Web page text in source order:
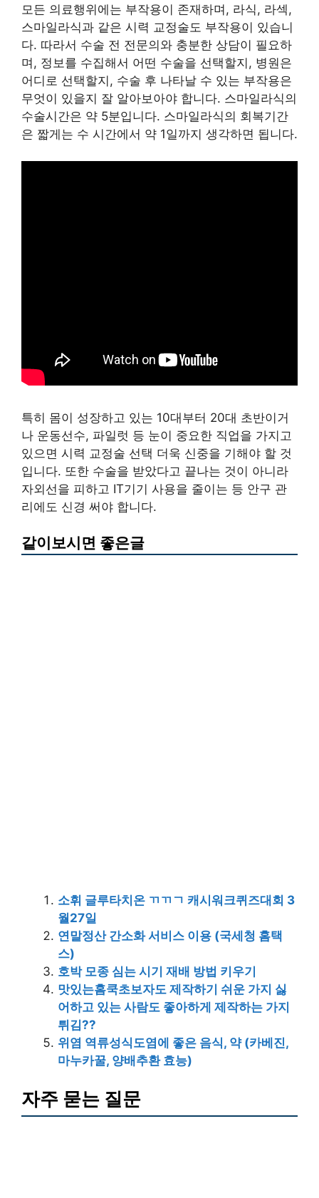
모든 의료행위에는 부작용이 존재하며, 라식, 라섹,
스마일라식과 같은 시력 교정술도 부작용이 있습니
다. 따라서 수술 전 전문의와 충분한 상담이 필요하
며, 정보를 수집해서 어떤 수술을 선택할지, 병원은
어디로 선택할지, 수술 후 나타날 수 있는 부작용은
무엇이 있을지 잘 알아보아야 합니다. 스마일라식의
수술시간은 약 5분입니다. 스마일라식의 회복기간
은 짧게는 수 시간에서 약 1일까지 생각하면 됩니다.
특히 몸이 성장하고 있는 10대부터 20대 초반이거
나 운동선수, 파일럿 등 눈이 중요한 직업을 가지고
있으면 시력 교정술 선택 더욱 신중을 기해야 할 것
입니다. 또한 수술을 받았다고 끝나는 것이 아니라
자외선을 피하고 IT기기 사용을 줄이는 등 안구 관
리에도 신경 써야 합니다.
같이보시면 좋은글
소휘 글루타치온 ㄲㄲㄱ 캐시워크퀴즈대회 3
월27일
연말정산 간소화 서비스 이용 (국세청 홈택
스)
호박 모종 심는 시기 재배 방법 키우기
맛있는홈쿡초보자도 제작하기 쉬운 가지 싫
어하고 있는 사람도 좋아하게 제작하는 가지
튀김??
위염 역류성식도염에 좋은 음식, 약 (카베진,
마누카꿀, 양배추환 효능)
자주 묻는 질문